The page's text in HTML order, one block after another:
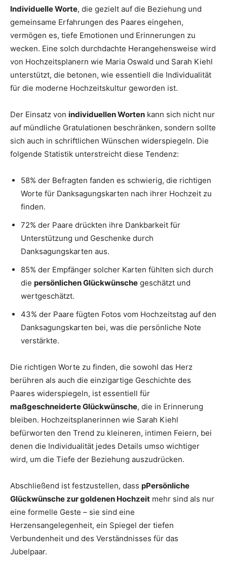
Individuelle Worte, die gezielt auf die Beziehung und
gemeinsame Erfahrungen des Paares eingehen,
vermögen es, tiefe Emotionen und Erinnerungen zu
wecken. Eine solch durchdachte Herangehensweise wird
von Hochzeitsplanern wie Maria Oswald und Sarah Kiehl
unterstützt, die betonen, wie essentiell die Individualität
für die moderne Hochzeitskultur geworden ist.
Der Einsatz von individuellen Worten kann sich nicht nur
auf mündliche Gratulationen beschränken, sondern sollte
sich auch in schriftlichen Wünschen widerspiegeln. Die
folgende Statistik unterstreicht diese Tendenz:
58% der Befragten fanden es schwierig, die richtigen
Worte für Danksagungskarten nach ihrer Hochzeit zu
finden.
72% der Paare drückten ihre Dankbarkeit für
Unterstützung und Geschenke durch
Danksagungskarten aus.
85% der Empfänger solcher Karten fühlten sich durch
die persönlichen Glückwünsche geschätzt und
wertgeschätzt.
43% der Paare fügten Fotos vom Hochzeitstag auf den
Danksagungskarten bei, was die persönliche Note
verstärkte.
Die richtigen Worte zu finden, die sowohl das Herz
berühren als auch die einzigartige Geschichte des
Paares widerspiegeln, ist essentiell für
maßgeschneiderte Glückwünsche, die in Erinnerung
bleiben. Hochzeitsplanerinnen wie Sarah Kiehl
befürworten den Trend zu kleineren, intimen Feiern, bei
denen die Individualität jedes Details umso wichtiger
wird, um die Tiefe der Beziehung auszudrücken.
Abschließend ist festzustellen, dass pPersönliche
Glückwünsche zur goldenen Hochzeit mehr sind als nur
eine formelle Geste – sie sind eine
Herzensangelegenheit, ein Spiegel der tiefen
Verbundenheit und des Verständnisses für das
Jubelpaar.